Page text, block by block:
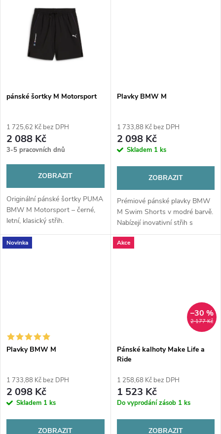
pánské šortky M Motorsport
1 725,62 Kč bez DPH
2 088 Kč
3-5 pracovních dnů
ZOBRAZIT
Originální pánské šortky PUMA
BMW M Motorsport – černé,
letní, klasický střih.
Plavky BMW M
1 733,88 Kč bez DPH
2 098 Kč
Skladem 1 ks
ZOBRAZIT
Prémiové pánské plavky BMW
M Swim Shorts v modré barvě.
Nabízejí inovativní střih s
integrovanými vnitřními
šortkami, skrytou kapsu na zip
Novinka
Plavky BMW M
1 733,88 Kč bez DPH
2 098 Kč
Skladem 1 ks
ZOBRAZIT
Akce
2 177 Kč
–30 %
Pánské kalhoty Make Life a
Ride
1 258,68 Kč bez DPH
1 523 Kč
Do vyprodání zásob 1 ks
ZOBRAZIT